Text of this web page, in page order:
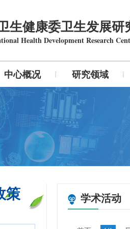
生健康委卫生发展研
Health Development Research
中心概况 研究领域
策 学术活动